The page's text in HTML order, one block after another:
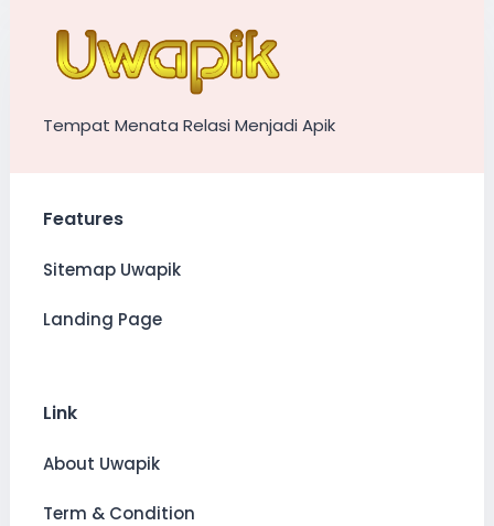
Tempat Menata Relasi Menjadi Apik
Features
Sitemap Uwapik
Landing Page
Link
About Uwapik
Term & Condition